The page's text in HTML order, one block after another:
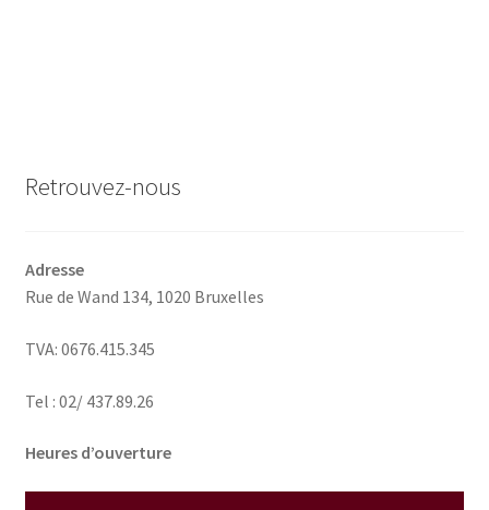
Retrouvez-nous
Adresse
Rue de Wand 134, 1020 Bruxelles
TVA: 0676.415.345
Tel : 02/ 437.89.26
Heures d’ouverture